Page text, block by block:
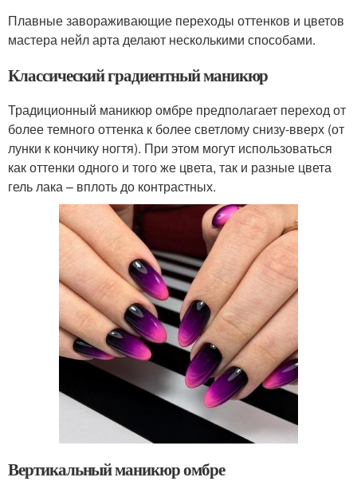
Плавные завораживающие переходы оттенков и цветов
мастера нейл арта делают несколькими способами.
Классический градиентный маникюр
Традиционный маникюр омбре предполагает переход от
более темного оттенка к более светлому снизу-вверх (от
лунки к кончику ногтя). При этом могут использоваться
как оттенки одного и того же цвета, так и разные цвета
гель лака – вплоть до контрастных.
Вертикальный маникюр омбре